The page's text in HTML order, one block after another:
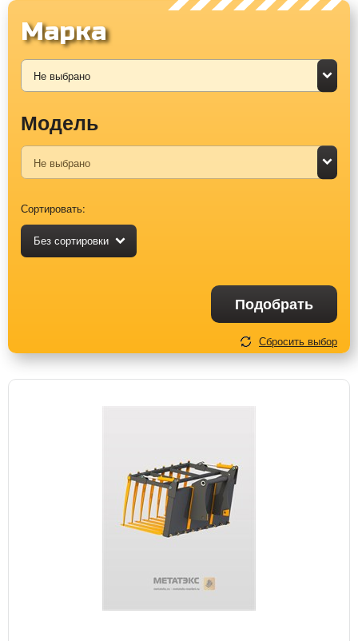
Марка
Модель
Сортировать:
Без сортировки
Подобрать
Сбросить выбор